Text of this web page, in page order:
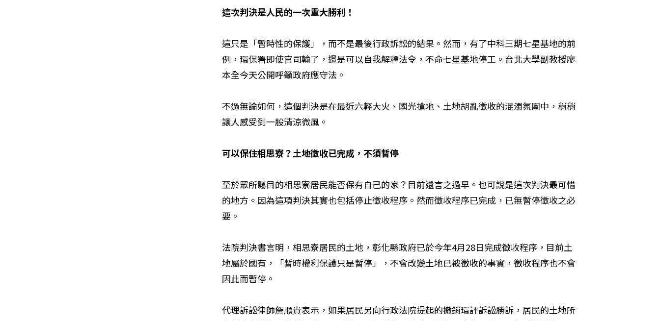
這次判決是人民的一次重大勝利！
這只是「暫時性的保護」，而不是最後行政訴訟的結果。然而，有了中科三期七星基地的前
例，環保署即使官司輸了，還是可以自我解釋法令，不命七星基地停工。台北大學副教授廖
本全今天公開呼籲政府應守法。
不過無論如何，這個判決是在最近六輕大火、國光搶地、土地胡亂徵收的混濁氛圍中，稍稍
讓人感受到一股清涼微風。
可以保住相思寮？土地徵收已完成，不須暫停
至於眾所矚目的相思寮居民能否保有自己的家？目前還言之過早。也可說是這次判決最可惜
的地方。因為這項判決其實也包括停止徵收程序。然而徵收程序已完成，已無暫停徵收之必
要。
法院判決書言明，相思寮居民的土地，彰化縣政府已於今年4月28日完成徵收程序，目前土
地屬於國有，「暫時權利保護只是暫停」，不會改變土地已被徵收的事實，徵收程序也不會
因此而暫停。
代理訴訟律師詹順貴表示，如果居民另向行政法院提起的撤銷環評訴訟勝訴，居民的土地所